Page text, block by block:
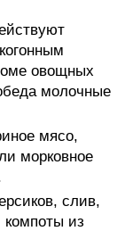
овощных
молочные
мясо,
морковное
слив,
из